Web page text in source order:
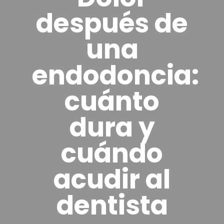
después de
una
endodoncia:
cuánto
dura y
cuándo
acudir al
dentista